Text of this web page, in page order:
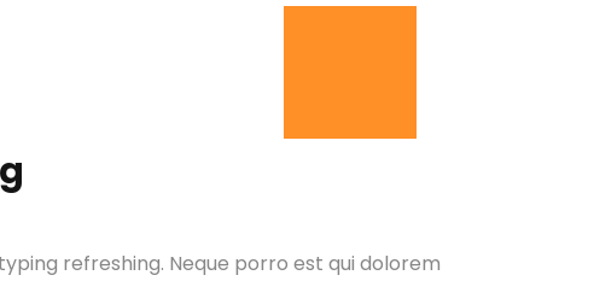
refreshing. Neque porro est qui dolorem